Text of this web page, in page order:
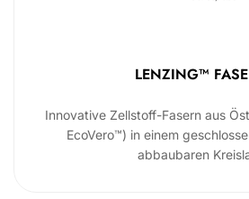
LENZING™
Innovative Zellstoff-Fasern aus
EcoVero™) in einem
abbaubaren